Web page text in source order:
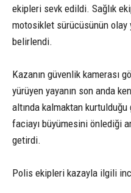
ekipleri sevk edildi. Sağlık
motosiklet sürücüsünün olay
belirlendi.
Kazanın güvenlik kamerası
yürüyen yayanın son anda
altında kalmaktan
faciayı büyümesini önlediği
getirdi.
Polis ekipleri kazayla ilgili